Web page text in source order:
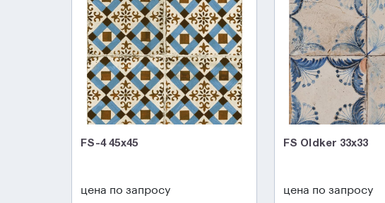
FS-4 45х45
цена по запросу
FS Oldker 33x33
цена по запросу